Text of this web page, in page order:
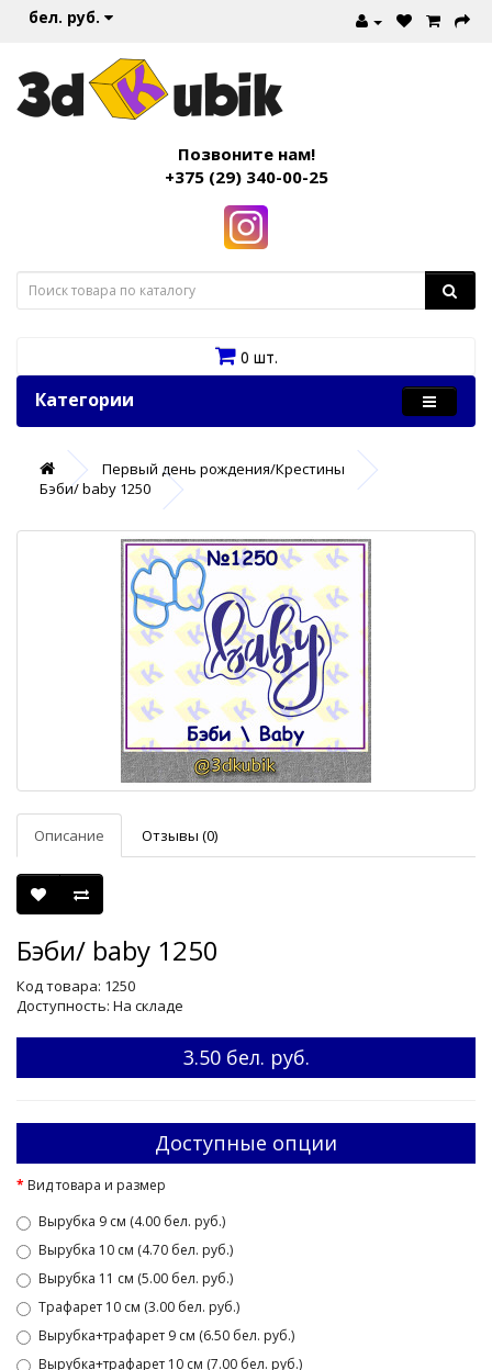
бел. руб.
Позвоните нам!
+375 (29) 340-00-25
0 шт.
Категории
Первый день рождения/Крестины
Бэби/ baby 1250
Описание Отзывы (0)
Бэби/ baby 1250
Код товара: 1250
Доступность: На складе
3.50 бел. руб.
Доступные опции
Вид товара и размер
Вырубка 9 см (4.00 бел. руб.)
Вырубка 10 см (4.70 бел. руб.)
Вырубка 11 см (5.00 бел. руб.)
Трафарет 10 см (3.00 бел. руб.)
Вырубка+трафарет 9 см (6.50 бел. руб.)
Вырубка+трафарет 10 см (7.00 бел. руб.)